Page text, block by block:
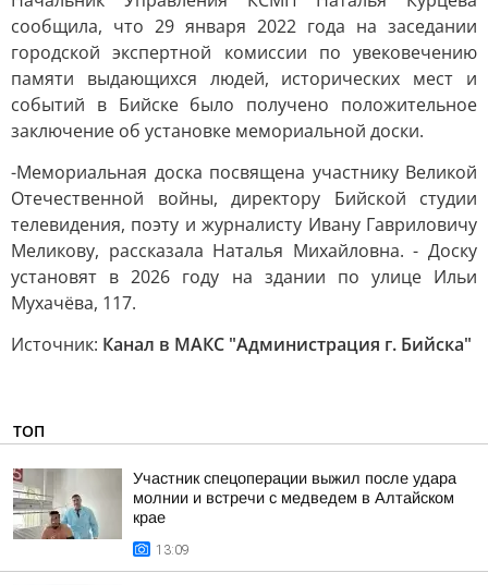
сообщила, что 29 января 2022 года на заседании
городской экспертной комиссии по увековечению
памяти выдающихся людей, исторических мест и
событий в Бийске было получено положительное
заключение об установке мемориальной доски.
-Мемориальная доска посвящена участнику Великой
Отечественной войны, директору Бийской студии
телевидения, поэту и журналисту Ивану Гавриловичу
Меликову, рассказала Наталья Михайловна. - Доску
установят в 2026 году на здании по улице Ильи
Мухачёва, 117.
Источник: Канал в МАКС "Администрация г. Бийска"
ТОП
Участник спецоперации выжил после удара
молнии и встречи с медведем в Алтайском
крае
13:09